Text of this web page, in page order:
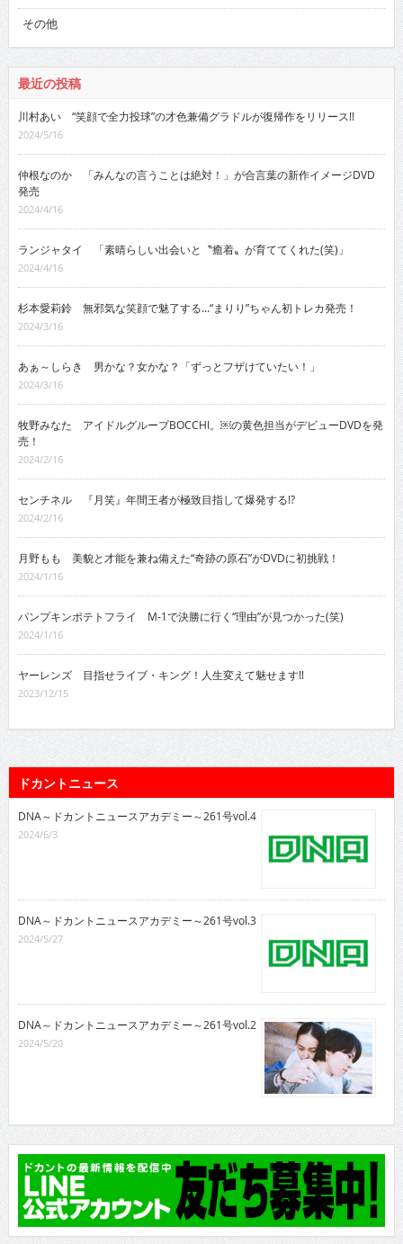
その他
最近の投稿
川村あい “笑顔で全力投球”の才色兼備グラドルが復帰作をリリース!!
2024/5/16
仲根なのか 「みんなの言うことは絶対！」が合言葉の新作イメージDVD
発売
2024/4/16
ランジャタイ 「素晴らしい出会いと〝癒着〟が育ててくれた(笑)」
2024/4/16
杉本愛莉鈴 無邪気な笑顔で魅了する…“まりり”ちゃん初トレカ発売！
2024/3/16
あぁ～しらき 男かな？女かな？「ずっとフザけていたい！」
2024/3/16
牧野みなた アイドルグループBOCCHI。￼の黄色担当がデビューDVDを発
売！
2024/2/16
センチネル 『月笑』年間王者が極致目指して爆発する!?
2024/2/16
月野もも 美貌と才能を兼ね備えた“奇跡の原石”がDVDに初挑戦！
2024/1/16
パンプキンポテトフライ M-1で決勝に行く“理由”が見つかった(笑)
2024/1/16
ヤーレンズ 目指せライブ・キング！人生変えて魅せます!!
2023/12/15
ドカントニュース
DNA～ドカントニュースアカデミー～261号vol.4
2024/6/3
DNA～ドカントニュースアカデミー～261号vol.3
2024/5/27
DNA～ドカントニュースアカデミー～261号vol.2
2024/5/20